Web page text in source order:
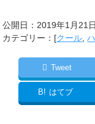
公開日： 2019年1月21日
カテゴリー：[クール ,
Tweet
B! はてブ